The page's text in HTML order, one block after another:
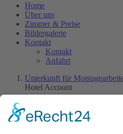
Home
Über uns
Zimmer & Preise
Bildergalerie
Kontakt
Kontakt
Anfahrt
Unterkunft für
Hotel Account
[hotel_booking_account]